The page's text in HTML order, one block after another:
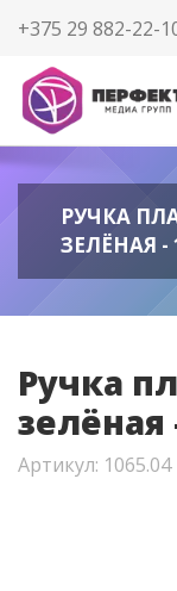
+375 29 882-22-
РУЧКА
ЗЕЛЁНАЯ -
Ручка
зелёная
Артикул: 1065.04